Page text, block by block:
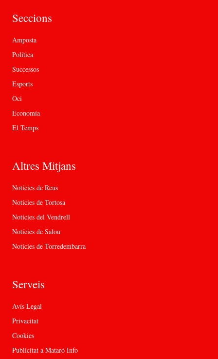
Seccions
Amposta
Política
Successos
Esports
Oci
Economia
El Temps
Altres Mitjans
Notícies de Reus
Notícies de Tortosa
Notícies del Vendrell
Notícies de Salou
Notícies de Torredembarra
Serveis
Avís Legal
Privacitat
Cookies
Publicitat a Mataró Info